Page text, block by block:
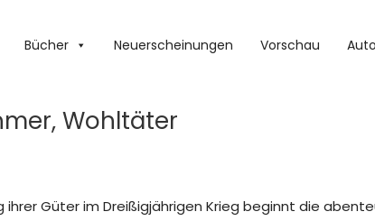
Bücher Neuerscheinungen Vorschau
Wohltäter
Güter im Dreißigjährigen Krieg beginnt die